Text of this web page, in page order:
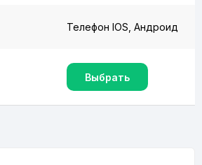
Телефон IOS, Андроид
Выбрать